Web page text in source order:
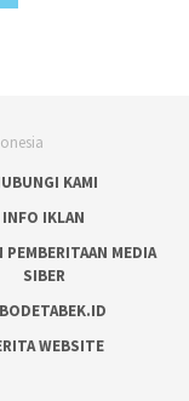
KAMI
INFO IKLAN
PEMBERITAAN MEDIA
SIBER
WEBSITE